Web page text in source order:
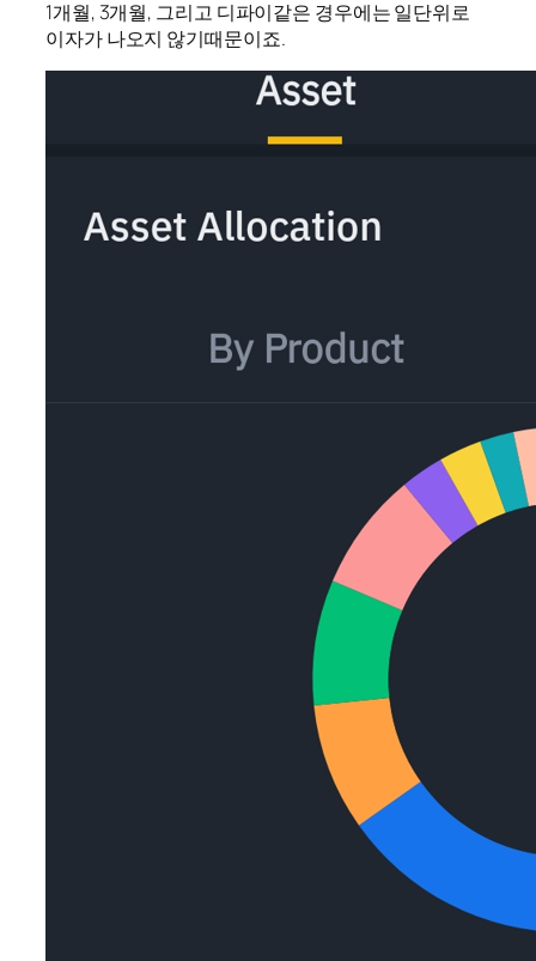
1개월, 3개월, 그리고 디파이같은 경우에는 일단위로
이자가 나오지 않기때문이죠.